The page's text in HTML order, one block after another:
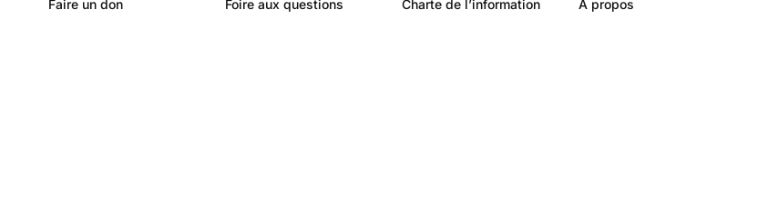
Faire un don Foire aux questions Charte de l’information À propos